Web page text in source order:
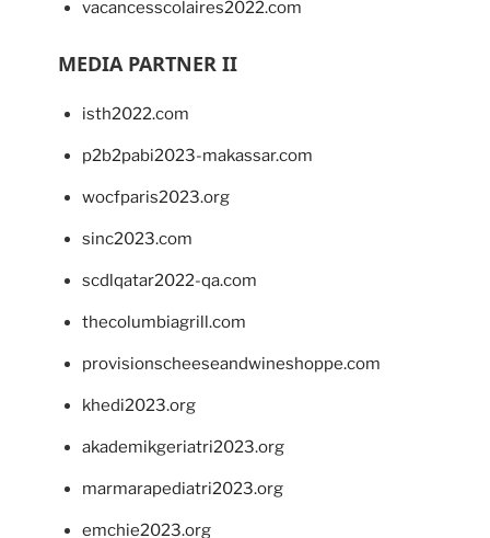
vacancesscolaires2022.com
MEDIA PARTNER II
isth2022.com
p2b2pabi2023-makassar.com
wocfparis2023.org
sinc2023.com
scdlqatar2022-qa.com
thecolumbiagrill.com
provisionscheeseandwineshoppe.com
khedi2023.org
akademikgeriatri2023.org
marmarapediatri2023.org
emchie2023.org